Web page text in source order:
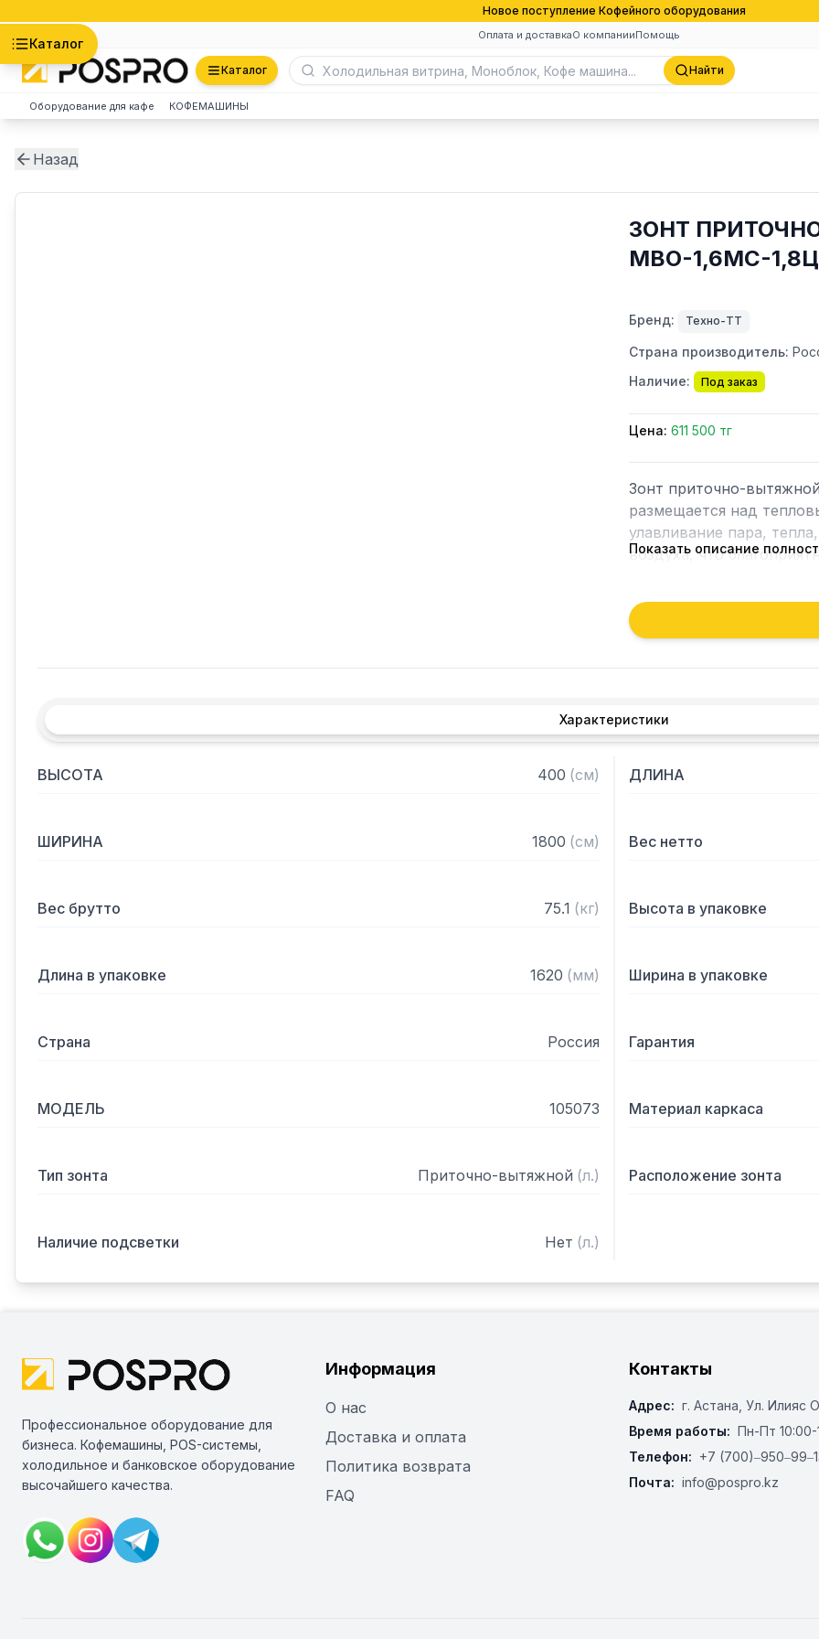
Новое поступление Кофейного оборудования
Оплата и доставкаО компанииПомощь
Каталог
Каталог Найти
Оборудование для кафе КОФЕМАШИНЫ
Назад
ЗОНТ
МВО-1,6МС-1,8Ц
Бренд: Техно-ТТ
Страна производитель:
Наличие:
Под заказ
Цена: 611 500 тг
Зонт приточно-
размещается над
улавливание пара,
воздуха, что
Кроме того, зонт
которые в противном
утвари. Поэтому это
Особенности:
— Приточно-вытяжной
— С лабиринтными
Показать описание
Характеристики
ВЫСОТА 400 (см) ДЛИНА
ШИРИНА 1800 (см) Вес нетто
Вес брутто 75.1 (кг) Высота в упаковке
Длина в упаковке 1620 (мм) Ширина в упаковке
Страна Россия Гарантия
МОДЕЛЬ 105073 Материал каркаса
Тип зонта Приточно-вытяжной (л.) Расположение зонта
Наличие подсветки Нет (л.)
Профессиональное оборудование для
бизнеса. Кофемашины, POS-системы,
холодильное и банковское оборудование
высочайшего качества.
Информация
О нас
Доставка и оплата
Политика возврата
FAQ
Контакты
Адрес: г. Астана, ​Ул. Илияс
Время работы: Пн-Пт 10:00-
Телефон: +7
Почта: info@pospro.kz